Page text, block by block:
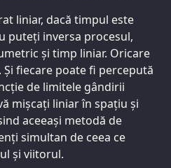
liniar, dacă timpul este
puteți inversa procesul,
și timp liniar. Oricare
fiecare poate fi percepută
de limitele gândirii
mișcați liniar în spațiu și
aceeași metodă de
simultan de ceea ce
și viitorul.